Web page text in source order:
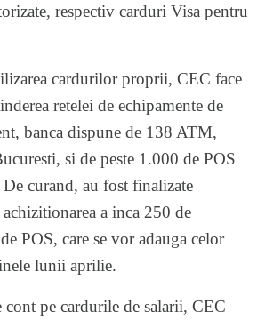
respectiv carduri Visa pentru
cardurilor proprii, CEC face
retelei de echipamente de
banca dispune de 138 ATM,
si de peste 1.000 de POS
curand, au fost finalizate
a inca 250 de
POS, care se vor adauga celor
lunii aprilie.
cont pe cardurile de salarii, CEC